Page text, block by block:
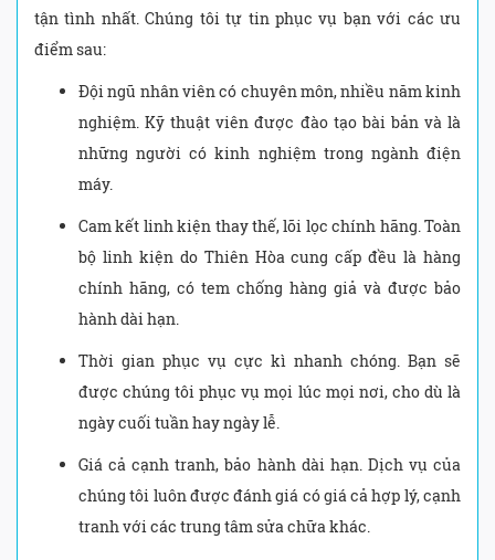
tận tình nhất. Chúng tôi tự tin phục vụ bạn với các ưu
điểm sau:
Đội ngũ nhân viên có chuyên môn, nhiều năm kinh
nghiệm. Kỹ thuật viên được đào tạo bài bản và là
những người có kinh nghiệm trong ngành điện
máy.
Cam kết linh kiện thay thế, lõi lọc chính hãng. Toàn
bộ linh kiện do Thiên Hòa cung cấp đều là hàng
chính hãng, có tem chống hàng giả và được bảo
hành dài hạn.
Thời gian phục vụ cực kì nhanh chóng. Bạn sẽ
được chúng tôi phục vụ mọi lúc mọi nơi, cho dù là
ngày cuối tuần hay ngày lễ.
Giá cả cạnh tranh, bảo hành dài hạn. Dịch vụ của
chúng tôi luôn được đánh giá có giá cả hợp lý, cạnh
tranh với các trung tâm sửa chữa khác.